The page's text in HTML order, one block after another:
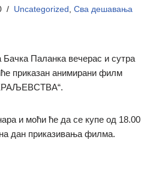
Uncategorized , Сва дешавања
Паланка вечерас и сутра
приказан анимирани филм
и моћи ће да се купе од 18.00
дан приказивања филма.